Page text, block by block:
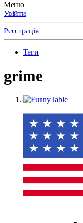
Меню
Увійти
Реєстрація
Теги
grime